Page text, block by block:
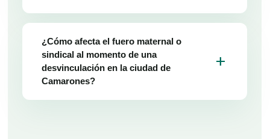
¿Cómo afecta el fuero maternal o
sindical al momento de una
desvinculación en la ciudad de
Camarones?
add